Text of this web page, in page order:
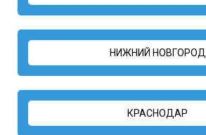
НИЖНИЙ НОВГОРОД
КРАСНОДАР